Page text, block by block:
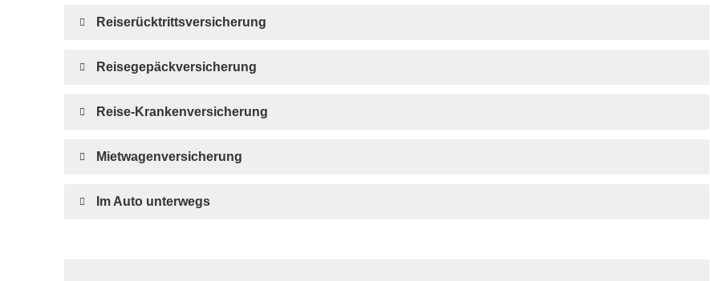
Reiserücktrittsversicherung
Reisegepäckversicherung
Reise-Kranken­ver­si­che­rung
Mietwagenversicherung
Im Auto unterwegs